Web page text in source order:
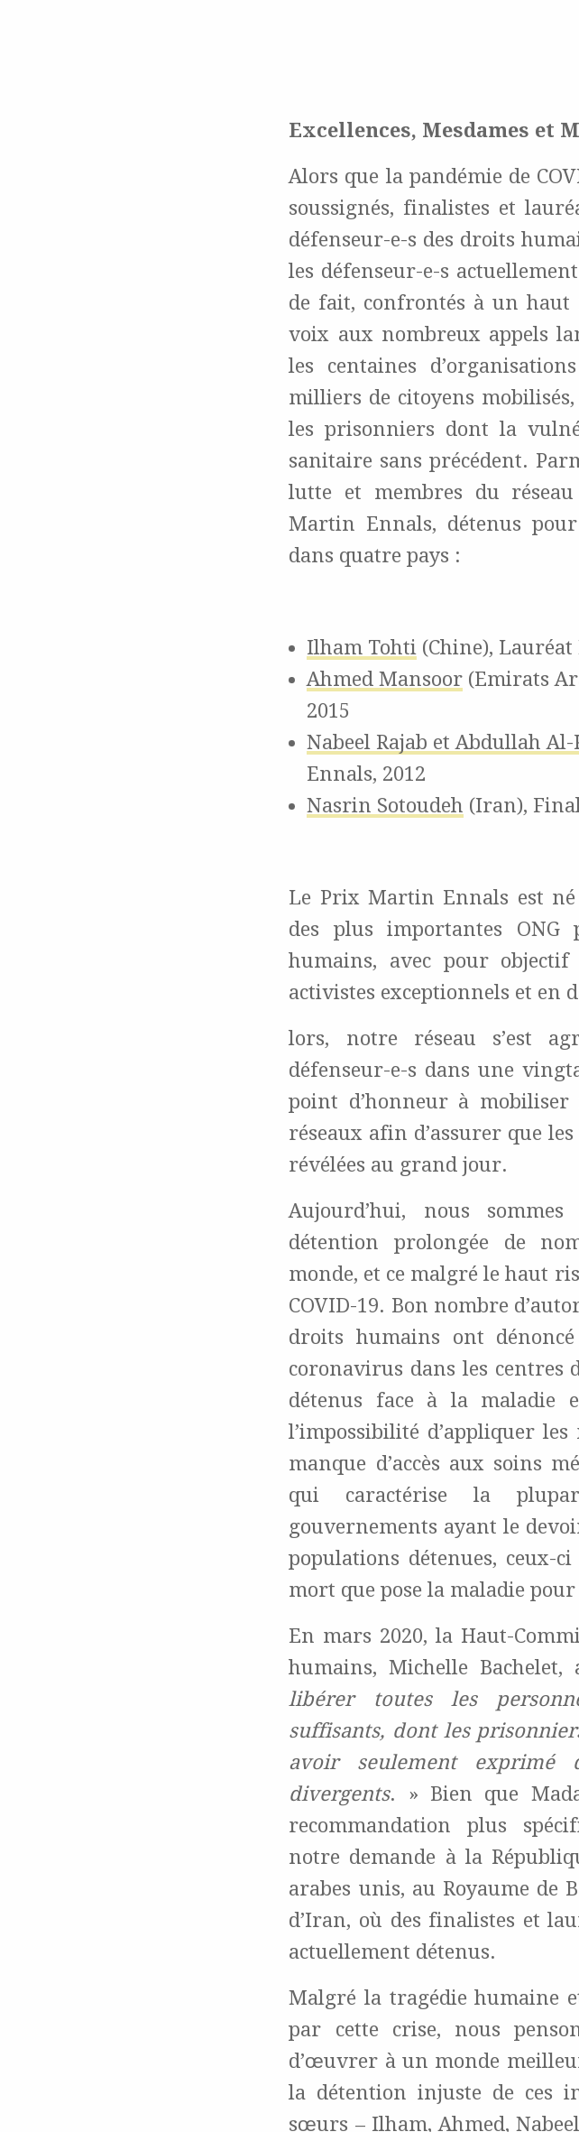
Excellences, Mesdames et
Alors que la pandémie de
soussignés, finalistes et
défenseur-e-s des droits
les défenseur-e-s
de fait, confrontés à un haut
voix aux nombreux appels
les centaines
milliers de citoyens
les prisonniers dont la
sanitaire sans précédent.
lutte et membres du
Martin Ennals, détenus
dans quatre pays :
Ilham Tohti (Chine),
Ahmed Mansoor (Emirats
2015
Nabeel Rajab et Abdullah
Ennals, 2012
Nasrin Sotoudeh (Iran),
Le Prix Martin Ennals est
des plus importantes ONG
humains, avec pour
activistes exceptionnels et en
lors, notre réseau s’est
défenseur-e-s dans une
point d’honneur à
réseaux afin d’assurer que
révélées au grand jour.
Aujourd’hui, nous
détention prolongée de
monde, et ce malgré le haut
COVID-19. Bon nombre
droits humains ont
coronavirus dans les centres
détenus face à la maladie
l’impossibilité d’appliquer
manque d’accès aux soins
qui caractérise la
gouvernements ayant le
populations détenues, ceux-
mort que pose la maladie
En mars 2020, la Haut-
humains, Michelle
libérer toutes les
suffisants, dont les
avoir seulement
divergents. » Bien que
recommandation plus
notre demande à la
arabes unis, au Royaume de
d’Iran, où des finalistes et
actuellement détenus.
Malgré la tragédie humaine
par cette crise, nous
d’œuvrer à un monde
la détention injuste de ces
sœurs – Ilham, Ahmed,